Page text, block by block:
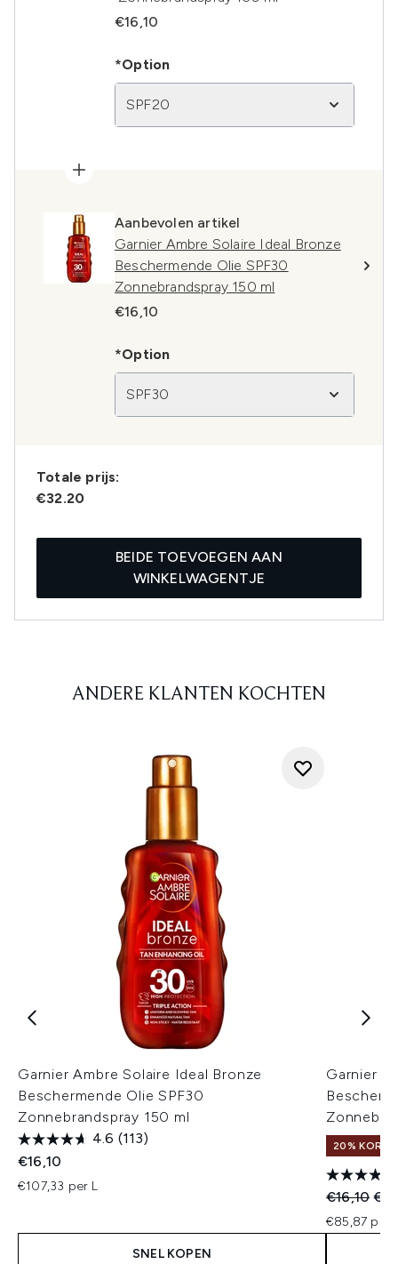
€16,10
*Option
SPF20
Aanbevolen artikel
Garnier Ambre Solaire Ideal Bronze
Beschermende Olie SPF30
Zonnebrandspray 150 ml
€16,10
*Option
SPF30
Totale prijs:
€32.20
BEIDE TOEVOEGEN AAN
WINKELWAGENTJE
ANDERE KLANTEN KOCHTEN
Garnier Ambre Solaire Ideal Bronze
Beschermende Olie SPF30
Zonnebrandspray 150 ml
4.6 (113)
€16,10
€107,33 per L
SNEL KOPEN
Garnier
20%
€16,10
€85,87 per